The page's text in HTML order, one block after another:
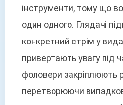
інструменти, тому що
один одного. Глядачі
конкретний стрім у
привертають увагу під
фоловери закріплюють
перетворюючи